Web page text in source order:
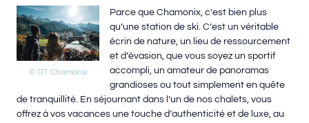
© OT Chamonix
Parce que Chamonix, c’est bien plus
qu’une station de ski. C’est un véritable
écrin de nature, un lieu de ressourcement
et d’évasion, que vous soyez un sportif
accompli, un amateur de panoramas
grandioses ou tout simplement en quête
de tranquillité. En séjournant dans l’un de nos chalets, vous
offrez à vos vacances une touche d’authenticité et de luxe, au